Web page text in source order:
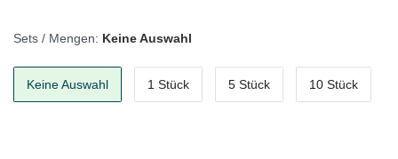
Sets / Mengen: Keine Auswahl
Keine Auswahl 1 Stück 5 Stück 10 Stück